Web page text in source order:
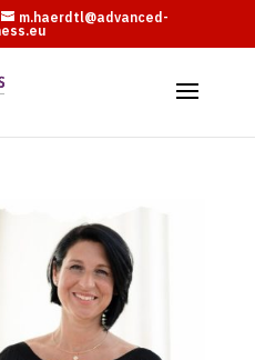
m.haerdtl@advanced-